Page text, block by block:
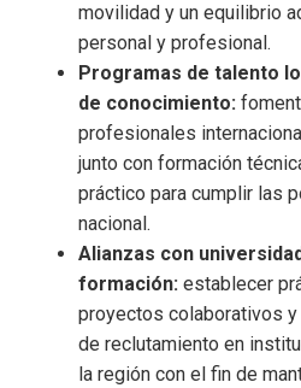
movilidad y un equilibrio
personal y profesional.
Programas de talento
de conocimiento:
profesionales
junto con formación
práctico para cumplir las
nacional.
Alianzas con
formación: establecer
proyectos colaborativos
de reclutamiento en
la región con el fin de